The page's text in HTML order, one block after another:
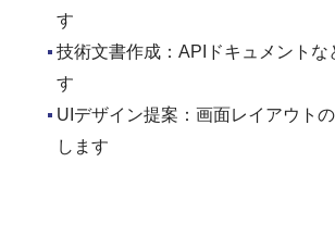
す
技術文書作成：APIドキュメントな
す
UIデザイン提案：画面レイアウト
します